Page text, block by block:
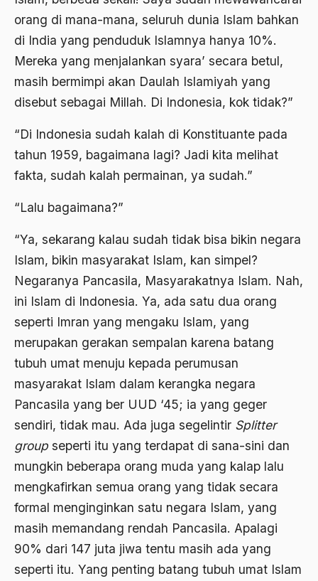
orang di mana-mana, seluruh dunia Islam bahkan
di India yang penduduk Islamnya hanya 10%.
Mereka yang menjalankan syara’ secara betul,
masih bermimpi akan Daulah Islamiyah yang
disebut sebagai Millah. Di Indonesia, kok tidak?”
“Di Indonesia sudah kalah di Konstituante pada
tahun 1959, bagaimana lagi? Jadi kita melihat
fakta, sudah kalah permainan, ya sudah.”
“Lalu bagaimana?”
“Ya, sekarang kalau sudah tidak bisa bikin negara
Islam, bikin masyarakat Islam, kan simpel?
Negaranya Pancasila, Masyarakatnya Islam. Nah,
ini Islam di Indonesia. Ya, ada satu dua orang
seperti Imran yang mengaku Islam, yang
merupakan gerakan sempalan karena batang
tubuh umat menuju kepada perumusan
masyarakat Islam dalam kerangka negara
Pancasila yang ber UUD ‘45; ia yang geger
sendiri, tidak mau. Ada juga segelintir Splitter
group seperti itu yang terdapat di sana-sini dan
mungkin beberapa orang muda yang kalap lalu
mengkafirkan semua orang yang tidak secara
formal menginginkan satu negara Islam, yang
masih memandang rendah Pancasila. Apalagi
90% dari 147 juta jiwa tentu masih ada yang
seperti itu. Yang penting batang tubuh umat Islam
Asas Islam
Asas Keagamaan
asas kebangsaan
Asas Organisasi Islam
Asas Pancasila
Asas Permusyawaratan
Asas Pluralisme
Asghar Ali Engineer
Asia
Asia Tenggara
Asimilasi
Askar
Asosiasi
Aspek Etika
Aspek Politis
Aspek religius Agama
Aspek Teknis
Aspirasi Politik
asrul sani